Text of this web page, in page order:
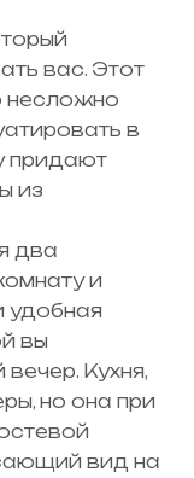
вас. Этот
несложно
в
придают
из
два
и
удобная
вы
Кухня,
но она при
вид на